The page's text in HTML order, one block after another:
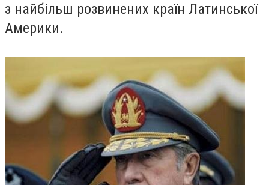
з найбільш розвинених країн Латинської
Америки.